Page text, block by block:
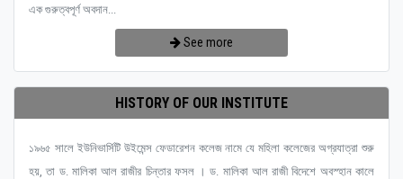
এক গুরুত্বপূর্ণ অবদান...
See more
HISTORY OF OUR INSTITUTE
১৯৬৫ সালে ইউনিভার্সিটি উইমেন্স ফেডারেশন কলেজ নামে যে মহিলা কলেজের অগ্রযাত্রা শুরু
হয়, তা ড. মালিকা আল রাজীর চিন্তার ফসল । ড. মালিকা আল রাজী বিদেশে অবস্হান কালে